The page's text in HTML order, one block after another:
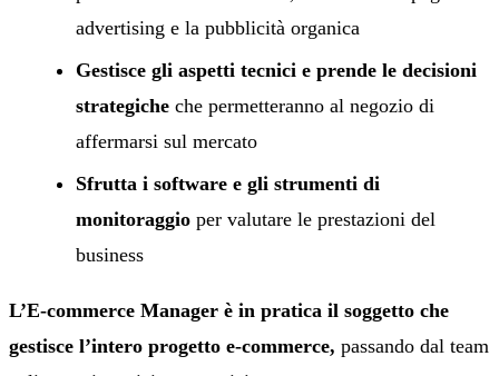
advertising e la pubblicità organica
Gestisce gli aspetti tecnici e prende le decisioni
strategiche che permetteranno al negozio di
affermarsi sul mercato
Sfrutta i software e gli strumenti di
monitoraggio per valutare le prestazioni del
business
L’E-commerce Manager è in pratica il soggetto che
gestisce l’intero progetto e-commerce, passando dal team